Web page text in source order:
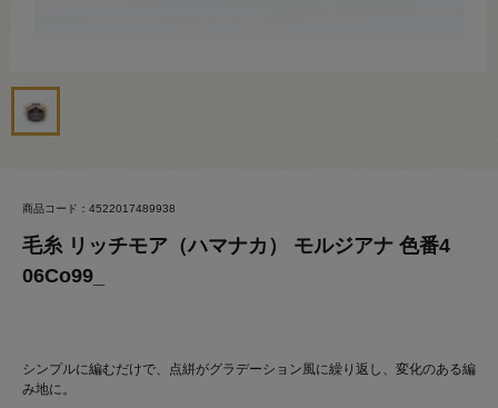
商品コード：4522017489938
毛糸 リッチモア（ハマナカ） モルジアナ 色番4
06Co99_
シンプルに編むだけで、点絣がグラデーション風に繰り返し、変化のある編
み地に。